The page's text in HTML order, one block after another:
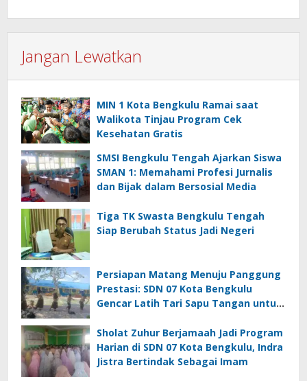
Jangan Lewatkan
MIN 1 Kota Bengkulu Ramai saat
Walikota Tinjau Program Cek
Kesehatan Gratis
SMSI Bengkulu Tengah Ajarkan Siswa
SMAN 1: Memahami Profesi Jurnalis
dan Bijak dalam Bersosial Media
Tiga TK Swasta Bengkulu Tengah
Siap Berubah Status Jadi Negeri
Persiapan Matang Menuju Panggung
Prestasi: SDN 07 Kota Bengkulu
Gencar Latih Tari Sapu Tangan untuk
Sholat Zuhur Berjamaah Jadi Program
Harian di SDN 07 Kota Bengkulu, Indra
Jistra Bertindak Sebagai Imam